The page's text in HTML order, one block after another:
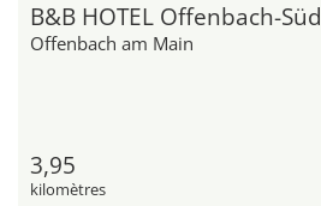
B&B HOTEL Offenbach-Süd
Offenbach am Main
3,95
kilomètres